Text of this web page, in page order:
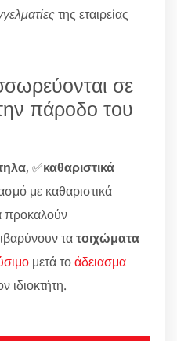
της εταιρείας
σε
πάροδο του
, ✅καθαριστικά
με καθαριστικά
προκαλούν
τατοιχώματα
μετά τοάδειασμα
ιδιοκτήτη.